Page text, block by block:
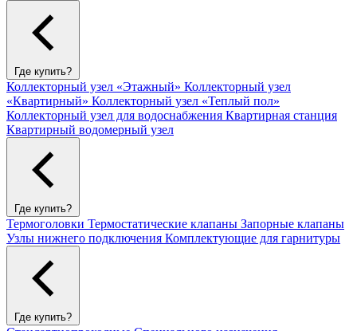
Где купить?
Коллекторный узел «Этажный» Коллекторный узел
«Квартирный» Коллекторный узел «Теплый пол»
Коллекторный узел для водоснабжения Квартирная станция
Квартирный водомерный узел
Где купить?
Термоголовки Термостатические клапаны Запорные клапаны
Узлы нижнего подключения Комплектующие для гарнитуры
Где купить?